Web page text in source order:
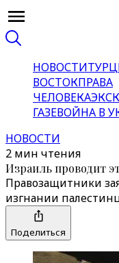
НОВОСТИ
ВОСТОКПРАВА
ЧЕЛОВЕКА
ГАЗЕВОЙНА В
НОВОСТИ
2 мин чтения
Израиль проводит
Правозащитники
изгнании
Поделиться